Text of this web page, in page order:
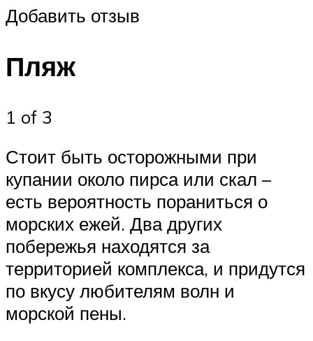
Добавить отзыв
Пляж
1 of 3
Стоит быть осторожными при
купании около пирса или скал –
есть вероятность пораниться о
морских ежей. Два других
побережья находятся за
территорией комплекса, и придутся
по вкусу любителям волн и
морской пены.